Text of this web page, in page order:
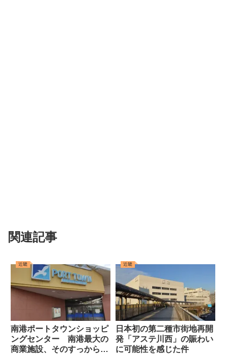
関連記事
近畿
南港ポートタウンショッピ
ングセンター 南港最大の
商業施設、そのすっからか
近畿
日本初の第二種市街地再開
発「アステ川西」の賑わい
に可能性を感じた件